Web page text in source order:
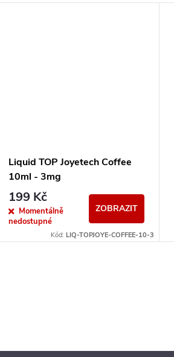
Liquid TOP Joyetech Coffee
10ml - 3mg
199 Kč
Momentálně
nedostupné
ZOBRAZIT
Kód: LIQ-TOPJOYE-COFFEE-10-3